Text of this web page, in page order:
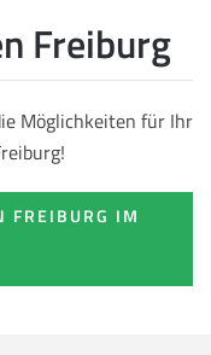
Freiburg
Möglichkeiten für Ihr
FREIBURG IM